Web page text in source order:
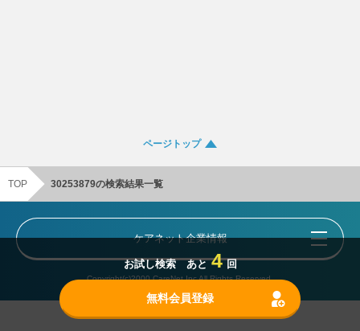
ページトップ
TOP 30253879の検索結果一覧
ケアネット企業情報
Copyright(c)2000 CareNet,Inc All Rights Reserved.
お試し検索 あと 4 回
無料会員登録